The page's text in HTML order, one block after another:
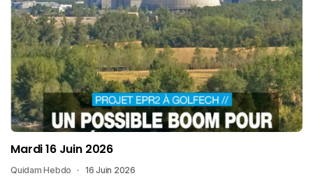
Mardi 16 Juin 2026
Quidam Hebdo 16 Juin 2026